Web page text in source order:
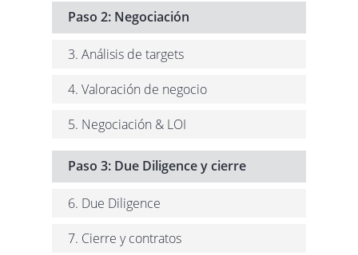
Paso 2: Negociación
3. Análisis de targets
4. Valoración de negocio
5. Negociación & LOI
Paso 3: Due Diligence y cierre
6. Due Diligence
7. Cierre y contratos